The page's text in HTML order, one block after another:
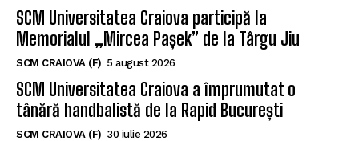
SCM Universitatea Craiova participă la
Memorialul „Mircea Pașek” de la Târgu Jiu
SCM CRAIOVA (F) 5 august 2026
SCM Universitatea Craiova a împrumutat o
tânără handbalistă de la Rapid București
SCM CRAIOVA (F) 30 iulie 2026